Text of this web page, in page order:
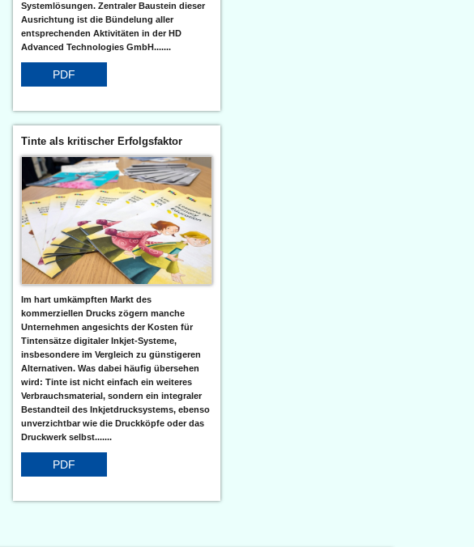
Systemlösungen. Zentraler Baustein dieser
Ausrichtung ist die Bündelung aller
entsprechenden Aktivitäten in der HD
Advanced Technologies GmbH.......
PDF
Tinte als kritischer Erfolgsfaktor
Im hart umkämpften Markt des
kommerziellen Drucks zögern manche
Unternehmen angesichts der Kosten für
Tintensätze digitaler Inkjet-Systeme,
insbesondere im Vergleich zu günstigeren
Alternativen. Was dabei häufig übersehen
wird: Tinte ist nicht einfach ein weiteres
Verbrauchsmaterial, sondern ein integraler
Bestandteil des Inkjetdrucksystems, ebenso
unverzichtbar wie die Druckköpfe oder das
Druckwerk selbst.......
PDF